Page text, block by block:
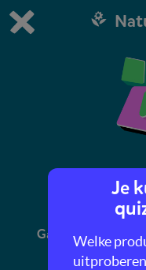
Dit is de
DIY
Ga je mee de tuin
mooi
Je
Welke